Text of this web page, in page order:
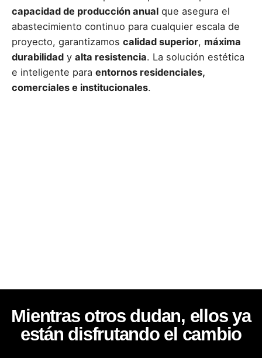
capacidad de producción anual que asegura el
abastecimiento continuo para cualquier escala de
proyecto, garantizamos calidad superior, máxima
durabilidad y alta resistencia. La solución estética
e inteligente para entornos residenciales,
comerciales e institucionales.
Mientras otros dudan, ellos ya
están disfrutando el cambio